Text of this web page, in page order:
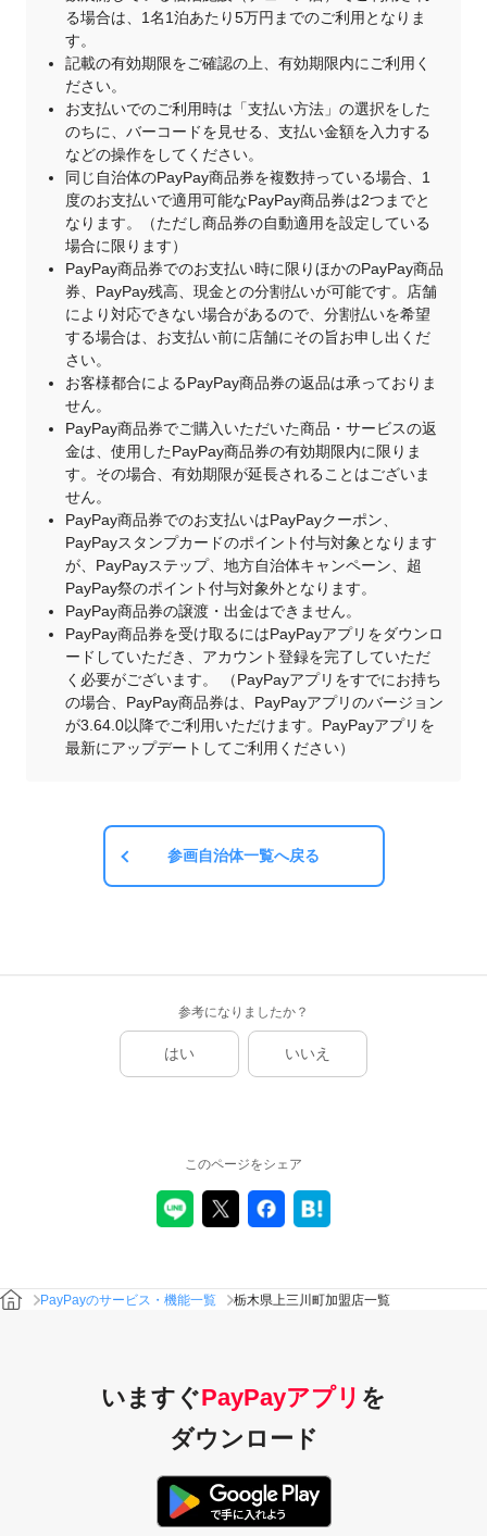
る場合は、1名1泊あたり5万円までのご利用となりま
す。
記載の有効期限をご確認の上、有効期限内にご利用く
ださい。
お支払いでのご利用時は「支払い方法」の選択をした
のちに、バーコードを見せる、支払い金額を入力する
などの操作をしてください。
同じ自治体のPayPay商品券を複数持っている場合、1
度のお支払いで適用可能なPayPay商品券は2つまでと
なります。（ただし商品券の自動適用を設定している
場合に限ります）
PayPay商品券でのお支払い時に限りほかのPayPay商品
券、PayPay残高、現金との分割払いが可能です。店舗
により対応できない場合があるので、分割払いを希望
する場合は、お支払い前に店舗にその旨お申し出くだ
さい。
お客様都合によるPayPay商品券の返品は承っておりま
せん。
PayPay商品券でご購入いただいた商品・サービスの返
金は、使用したPayPay商品券の有効期限内に限りま
す。その場合、有効期限が延長されることはございま
せん。
PayPay商品券でのお支払いはPayPayクーポン、
PayPayスタンプカードのポイント付与対象となります
が、PayPayステップ、地方自治体キャンペーン、超
PayPay祭のポイント付与対象外となります。
PayPay商品券の譲渡・出金はできません。
PayPay商品券を受け取るにはPayPayアプリをダウンロ
ードしていただき、アカウント登録を完了していただ
く必要がございます。 （PayPayアプリをすでにお持ち
の場合、PayPay商品券は、PayPayアプリのバージョン
が3.64.0以降でご利用いただけます。PayPayアプリを
最新にアップデートしてご利用ください）
参画自治体一覧へ戻る
参考になりましたか？
はい いいえ
このページをシェア
PayPayのサービス・機能一覧 栃木県上三川町加盟店一覧
いますぐPayPayアプリ を
ダウンロード